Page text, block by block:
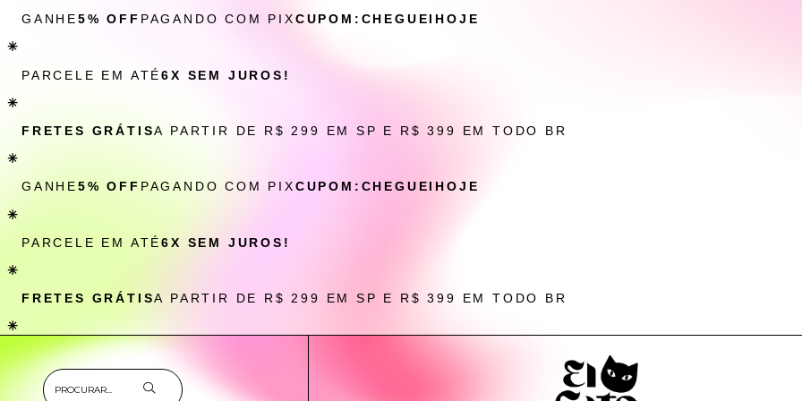
GANHE5% OFF PAGANDO COM PIXCUPOM:CHEGUEIHOJE
✳
PARCELE EM ATÉ6X SEM JUROS!
✳
FRETES GRÁTISA PARTIR DE R$ 299 EM SP E R$ 399 EM TODO BR
✳
GANHE5% OFF PAGANDO COM PIXCUPOM:CHEGUEIHOJE
✳
PARCELE EM ATÉ6X SEM JUROS!
✳
FRETES GRÁTISA PARTIR DE R$ 299 EM SP E R$ 399 EM TODO BR
✳